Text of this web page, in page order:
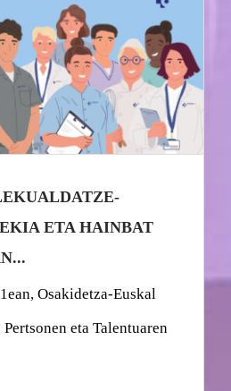
ETA HAINBAT
Osakidetza-Euskal
eta Talentuaren